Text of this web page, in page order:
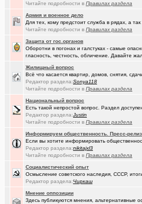
Социальная инженерия(Phandorin)
Перешеек у ручья(tramov) +201
Здоровье - это решение личных проблем
Сериалы - лучшие по вашему мнению?
Осведомлённый источник сообщает...
Уходят лучшие(Pihlak)
Кто что ест или пьёт прямо сейчас?
В ближайший месяц возможно произойдет то
Омские фотографы(linuxmas..) +200
Я люблю Омский драматический театр!
Читайте подробности в Правилах раздела
Армия и военное дело
Для тех, кому предстоит служба в рядах, а
Читайте подробности в Правилах раздела
Защита от гос.органов
Оборотни в погонах и галстуках - самые
гласность, честность, обличение. Давайте
Жилищный вопрос
Всё что касается квартир, домов, снятия,
Редактор раздела:Sonya118
Читайте подробности в Правилах раздела
Национальный вопрос
Есть такой непростой вопрос. Раздел
Редактор раздела:Justin
Читайте подробности в Правилах раздела
Информируем общественность. Пресс-
Если вы хотите информировать
Редактор раздела:nikitajxl3
Читайте подробности в Правилах раздела
Социалистический опыт
Осмысление советского наследия, СССР,
Редактор раздела:Чиркаш
Мнение оппозиции
Здесь публикуются мнения, альтернативные